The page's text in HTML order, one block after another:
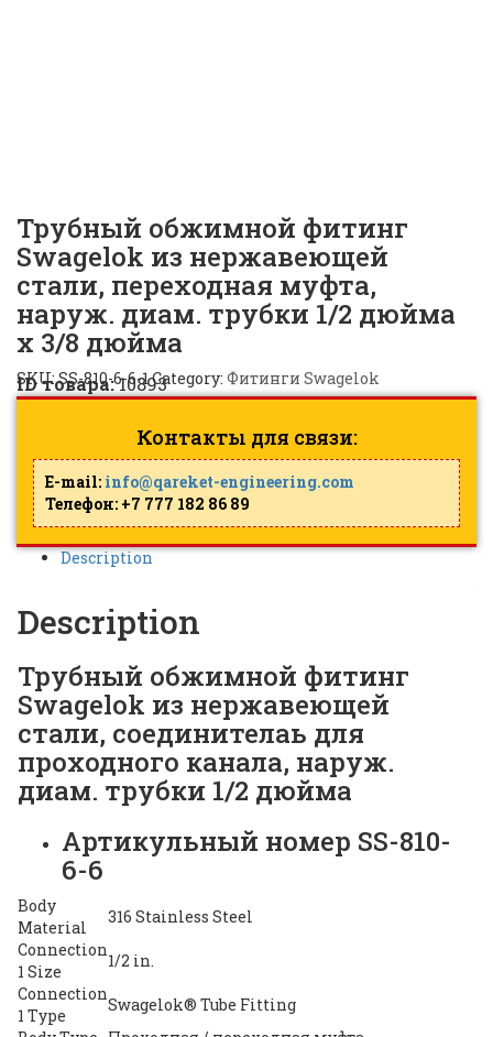
Трубный обжимной фитинг
Swagelok из нержавеющей
стали, переходная муфта,
наруж. диам. трубки 1/2 дюйма
x 3/8 дюйма
SKU:SS-810-6-6-1Category: Фитинги Swagelok
ID товара:10893
Контакты для связи:
E-mail: info@qareket-engineering.com
Телефон: +7 777 182 86 89
Description
Description
Трубный обжимной фитинг
Swagelok из нержавеющей
стали, соединителaь для
проходного канала, наруж.
диам. трубки 1/2 дюйма
Артикульный номер SS-810-
6-6
Body
Material
316 Stainless Steel
Connection
1 Size
1/2 in.
Connection
1 Type
Swagelok® Tube Fitting